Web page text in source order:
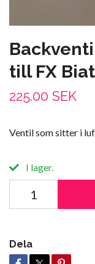
till FX
225.00 SEK
Ventil som sitter i
I lager.
Dela